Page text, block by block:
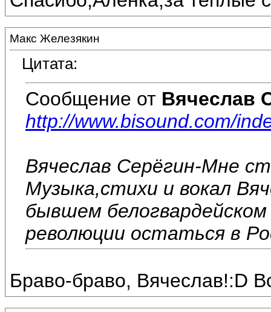
Макс Железякин
Цитата:
Сообщение от Вячеслав
http://www.bisound.com/
Вячеслав Серёгин-Мне
Музыка,стихи и вокал
бывшем
революции остаться в
Браво-браво, Вячеслав!:D